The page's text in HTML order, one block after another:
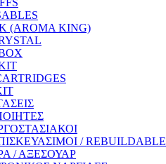
(AROMA KING)
/ REBUILDABLE
/ ΑΞΕΣΟΥΑΡ